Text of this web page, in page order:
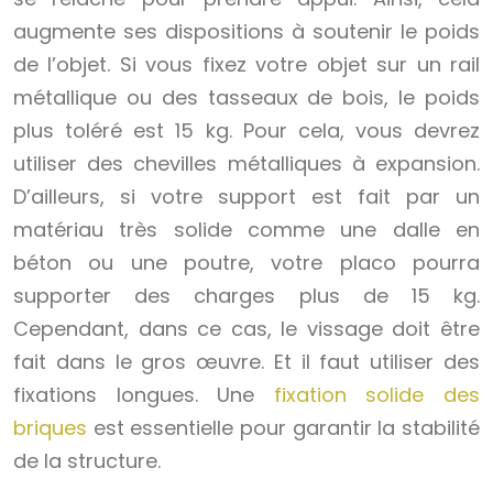
augmente ses dispositions à soutenir le poids
de l’objet. Si vous fixez votre objet sur un rail
métallique ou des tasseaux de bois, le poids
plus toléré est 15 kg. Pour cela, vous devrez
utiliser des chevilles métalliques à expansion.
D’ailleurs, si votre support est fait par un
matériau très solide comme une dalle en
béton ou une poutre, votre placo pourra
supporter des charges plus de 15 kg.
Cependant, dans ce cas, le vissage doit être
fait dans le gros œuvre. Et il faut utiliser des
fixations longues. Une fixation solide des
briques est essentielle pour garantir la stabilité
de la structure.